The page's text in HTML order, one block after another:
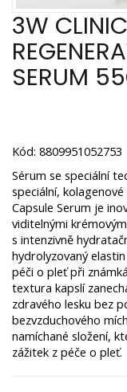
3W
SERUM
Kód: 8809951052753
Sérum se speciální
speciální,
Capsule Serum je
viditelnými
s intenzivně
hydrolyzovaný
péči o pleť při
textura kapslí
zdravého lesku bez
bezvzduchového
namíchané složení,
zážitek z péče o pleť.